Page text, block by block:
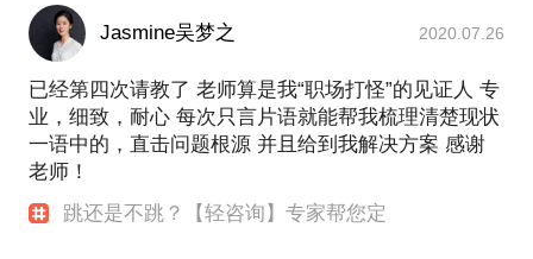
Jasmine吴梦之 2020.07.26
已经第四次请教了 老师算是我“职场打怪”的见证人 专
业，细致，耐心 每次只言片语就能帮我梳理清楚现状
一语中的，直击问题根源 并且给到我解决方案 感谢
老师！
跳还是不跳？【轻咨询】专家帮您定